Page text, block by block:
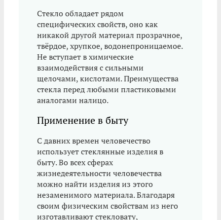
Стекло обладает рядом
специфических свойств, оно как
никакой другой материал прозрачное,
твёрдое, хрупкое, водонепроницаемое.
Не вступает в химические
взаимодействия с сильными
щелочами, кислотами. Преимущества
стекла перед любыми пластиковыми
аналогами налицо.
Применение в быту
С давних времен человечество
использует стеклянные изделия в
быту. Во всех сферах
жизнедеятельности человечества
можно найти изделия из этого
незаменимого материала. Благодаря
своим физическим свойствам из него
изготавливают стекловату,